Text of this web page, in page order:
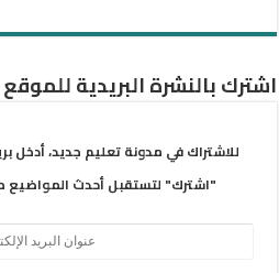
اشترك بالنشرة البريدية للموقع
للاشتراك في مدونة تعليم جديد، أدخل
"اشترك" لتستقبل أحدث المواضيع